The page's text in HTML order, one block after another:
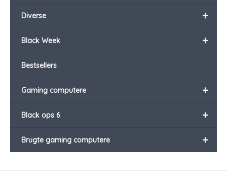
+
Diverse
+
Black Week
Bestsellers
+
Gaming computere
+
Black ops 6
+
Brugte gaming computere